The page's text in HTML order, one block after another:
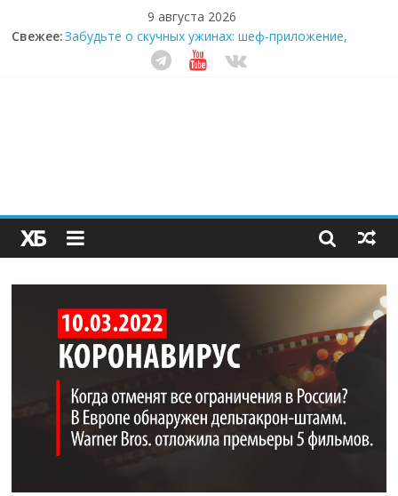
9 августа 2026
Свежее:Забудьте о скучных ужинах: шеф-приложение,
которое видит вашу еду насквозь
Небо зовёт: как бизнес на полётах дронов и
Секрет супергидратации: почему кокосовая вода с
пребиотиками становится главным трендом
здорового питания